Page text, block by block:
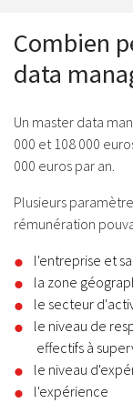
Combien
data
Un master data
000 et 108 000
000 euros par an.
Plusieurs
rémunération
l'entreprise et
la zone
le secteur
le niveau de
effectifs à
le niveau
l'expérience